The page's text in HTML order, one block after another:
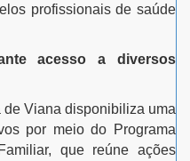
profissionais de saúde
acesso a diversos
Viana disponibiliza uma
por meio do Programa
que reúne ações